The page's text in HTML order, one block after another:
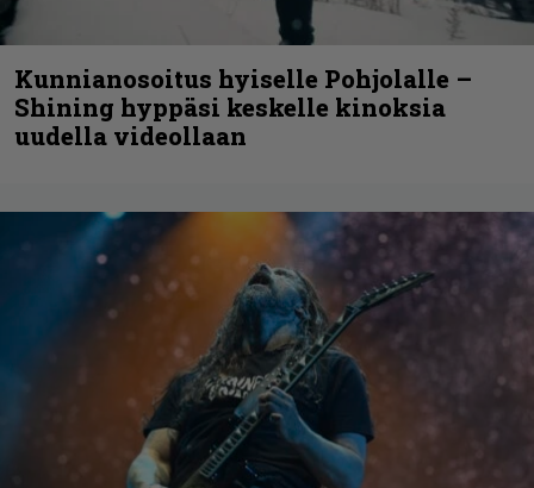
Kunnianosoitus hyiselle Pohjolalle –
Shining hyppäsi keskelle kinoksia
uudella videollaan